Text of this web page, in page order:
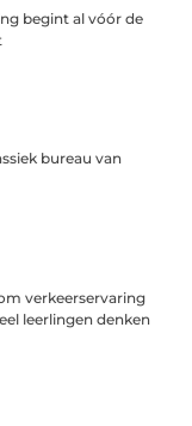
begint al vóór de
bureau van
verkeerservaring
leerlingen denken